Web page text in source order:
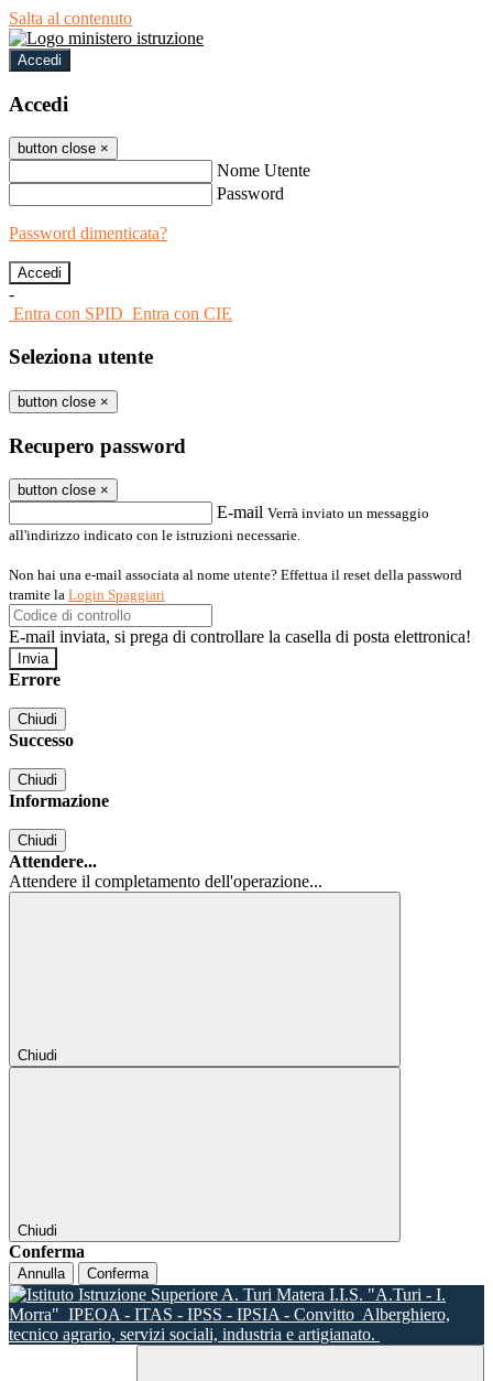
Salta al contenuto
Accedi
Accedi
button close ×
Nome Utente
Password
Password dimenticata?
-
Entra con SPID Entra con CIE
Seleziona utente
button close ×
Recupero password
button close ×
E-mail Verrà inviato un messaggio
all'indirizzo indicato con le istruzioni necessarie.
Non hai una e-mail associata al nome utente? Effettua il reset della password
tramite la Login Spaggiari
E-mail inviata, si prega di controllare la casella di posta elettronica!
Errore
Chiudi
Successo
Chiudi
Informazione
Chiudi
Attendere...
Attendere il completamento dell'operazione...
Chiudi
Chiudi
Conferma
Annulla Conferma
I.I.S. "A.Turi - I.
Morra" IPEOA - ITAS - IPSS - IPSIA - Convitto Alberghiero,
tecnico agrario, servizi sociali, industria e artigianato.